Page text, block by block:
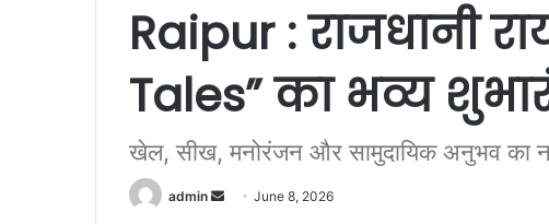
Raipur : राजधानी
Tales” का भव्य
खेल, सीख, मनोरंजन और सामुदायिक अनुभव का
admin
Send June 8, 2026